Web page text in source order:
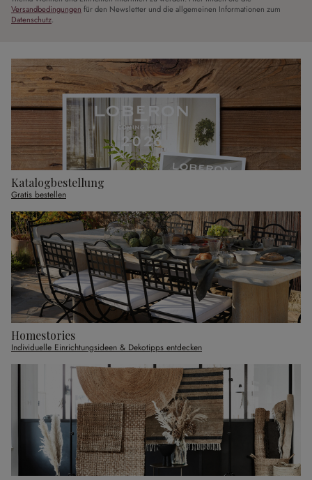
Versandbedingungen für den Newsletter und die allgemeinen Informationen zum
Datenschutz.
Katalogbestellung
Gratis bestellen
Homestories
Individuelle Einrichtungsideen & Dekotipps entdecken